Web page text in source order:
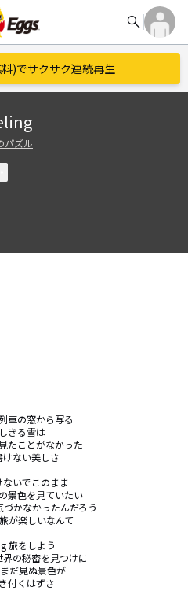
search
)でサクサク連続再生
パズル
車の窓から写る
きる雪は
たことがなかった
ない美しさ
ないでこのまま
景色を見ていたい
づかなかったんだろう
が楽しいなんて
旅をしよう
の秘密を見つけに
だ見ぬ景色が
付くはずさ